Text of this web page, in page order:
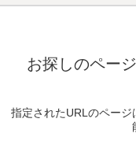
お探しのペー
指定されたURLのペー